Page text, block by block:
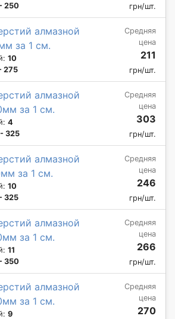
250 грн/шт.
алмазной
за 1 см.
10
275
Средняя
цена
211
грн/шт.
алмазной
за 1 см.
4
325
Средняя
цена
303
грн/шт.
алмазной
за 1 см.
10
325
Средняя
цена
246
грн/шт.
алмазной
за 1 см.
11
350
Средняя
цена
266
грн/шт.
алмазной
за 1 см.
9
Средняя
цена
270